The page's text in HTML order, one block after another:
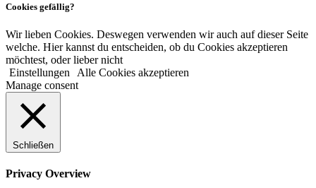
Cookies gefällig?
Wir lieben Cookies. Deswegen verwenden wir auch auf dieser Seite
welche. Hier kannst du entscheiden, ob du Cookies akzeptieren
möchtest, oder lieber nicht
Einstellungen
Alle Cookies akzeptieren
Manage consent
Schließen
Privacy Overview